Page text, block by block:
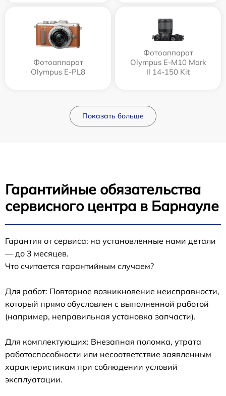
Фотоаппарат
Olympus E-PL8
Фотоаппарат
Olympus E‑M10 Mark
II 14-150 Kit
Показать больше
Гарантийные обязательства
сервисного центра в Барнауле
Гарантия от сервиса: на установленные нами детали
— до 3 месяцев.
Что считается гарантийным случаем?
Для работ: Повторное возникновение неисправности,
который прямо обусловлен с выполненной работой
(например, неправильная установка запчасти).
Для комплектующих: Внезапная поломка, утрата
работоспособности или несоответствие заявленным
характеристикам при соблюдении условий
эксплуатации.